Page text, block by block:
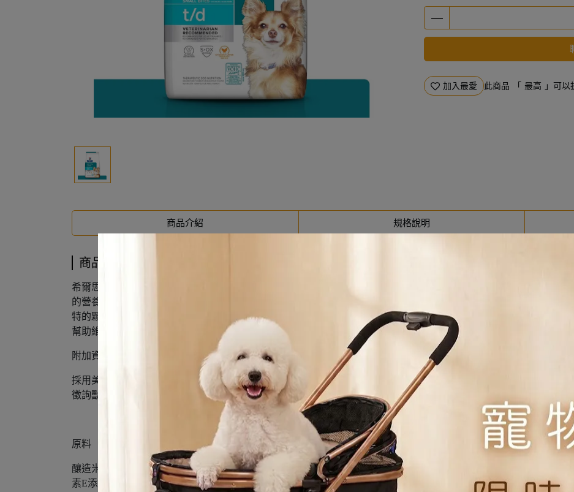
加入最愛 此商品 「 最高 」可以
商品介紹 規格說明
商品介紹
希爾思處方食品犬用t/d 經臨床實證可減少牙菌斑、牙漬和牙結石堆積，並清理牙齦。作用結合牙刷、牙線和漱口水
的營養解決方案。 運用三重功效矩陣纖維技術去除牙菌斑、牙漬和牙結石的堆積。特殊的纖維排列能清潔牙齒以去
特的顆粒形狀及尺寸能清潔牙齦維持牙床健康。單一餵食希爾思處方食品犬用 t/d 經證實比刷牙有效。希爾思的營養
幫助維護愛犬口腔及整體健康。 希爾思處方食品犬用t/d 經美國獸醫口腔健康委員會(VOHC)*認可有助於控制牙菌斑
附加資訊
採用美國飼料管理協會AAFCO的餵食試驗程序，證實能提供成犬所需的完整均衡營養。 處方食品需經獸醫師推薦
徵詢獸醫師之意見。 原產地 : 美國
原料
釀造米、全穀粒玉米、雞副產品粉、纖維素粉、雞脂肪、黃豆粕、蛋製品、水解雞香料、黃豆油、乳酸、氯化鉀、
素E添加劑、抗壞血酸多聚磷酸酯(維生素C來源)、菸鹼酸添加劑、硝酸硫胺(維生素B1)、維生素A添加劑、泛酸鈣、